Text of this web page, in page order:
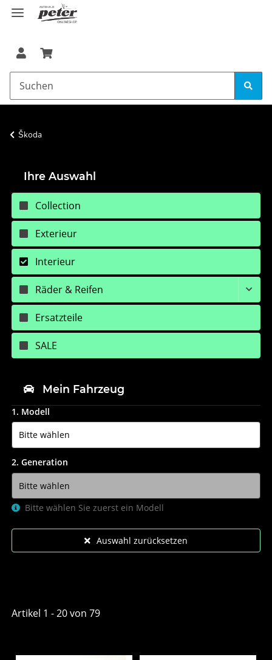
Škoda
Artikel 1 - 20 von 79
Ihre Auswahl
Collection
Exterieur
Interieur
Räder & Reifen
Ersatzteile
SALE
Mein Fahrzeug
1. Modell
2. Generation
Bitte wählen Sie zuerst ein Modell
Auswahl zurücksetzen